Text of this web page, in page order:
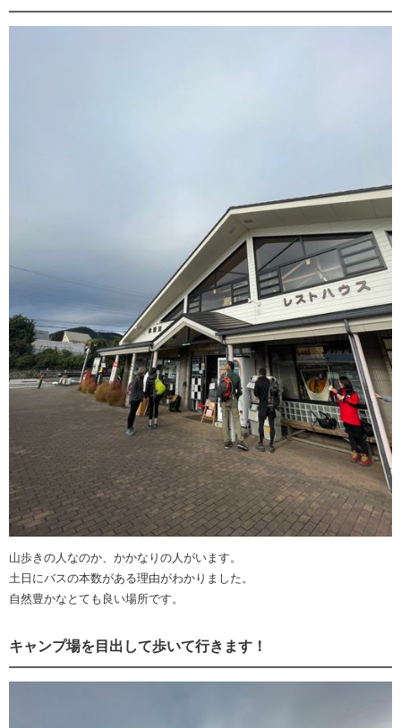
山歩きの人なのか、かかなりの人がいます。
土日にバスの本数がある理由がわかりました。
自然豊かなとても良い場所です。
キャンプ場を目出して歩いて行きます！